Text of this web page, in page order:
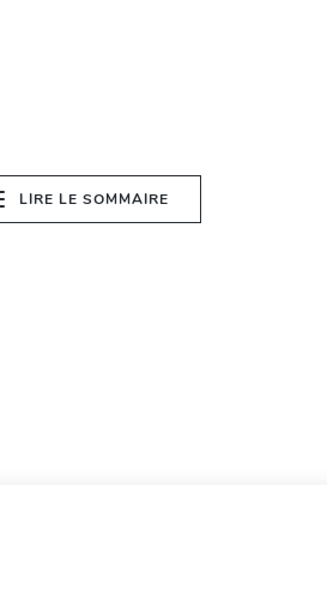
LIRE LE SOMMAIRE